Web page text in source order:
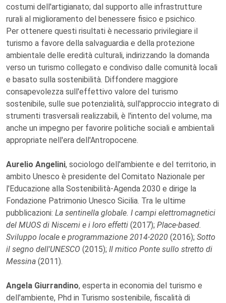
costumi dell'artigianato; dal supporto alle infrastrutture
rurali al miglioramento del benessere fisico e psichico.
Per ottenere questi risultati è necessario privilegiare il
turismo a favore della salvaguardia e della protezione
ambientale delle eredità culturali, indirizzando la domanda
verso un turismo collegato e condiviso dalle comunità locali
e basato sulla sostenibilità. Diffondere maggiore
consapevolezza sull'effettivo valore del turismo
sostenibile, sulle sue potenzialità, sull'approccio integrato di
strumenti trasversali realizzabili, è l'intento del volume, ma
anche un impegno per favorire politiche sociali e ambientali
appropriate nell'era dell'Antropocene.
Aurelio Angelini, sociologo dell'ambiente e del territorio, in
ambito Unesco è presidente del Comitato Nazionale per
l'Educazione alla Sostenibilità-Agenda 2030 e dirige la
Fondazione Patrimonio Unesco Sicilia. Tra le ultime
pubblicazioni: La sentinella globale. I campi elettromagnetici
del MUOS di Niscemi e i loro effetti (2017); Place-based.
Sviluppo locale e programmazione 2014-2020 (2016); Sotto
il segno dell'UNESCO (2015); Il mitico Ponte sullo stretto di
Messina (2011).
Angela Giurrandino, esperta in economia del turismo e
dell'ambiente, Phd in Turismo sostenibile, fiscalità di